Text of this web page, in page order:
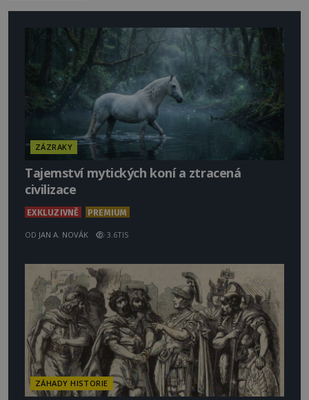
geologie, podmořské archeologie i zkoumání
starověkých textů, které ved
ZÁZRAKY
Tajemství mytických koní a ztracená
civilizace
EXKLUZIVNĚ PREMIUM
OD JAN A. NOVÁK 3.6TIS
ZÁHADY HISTORIE